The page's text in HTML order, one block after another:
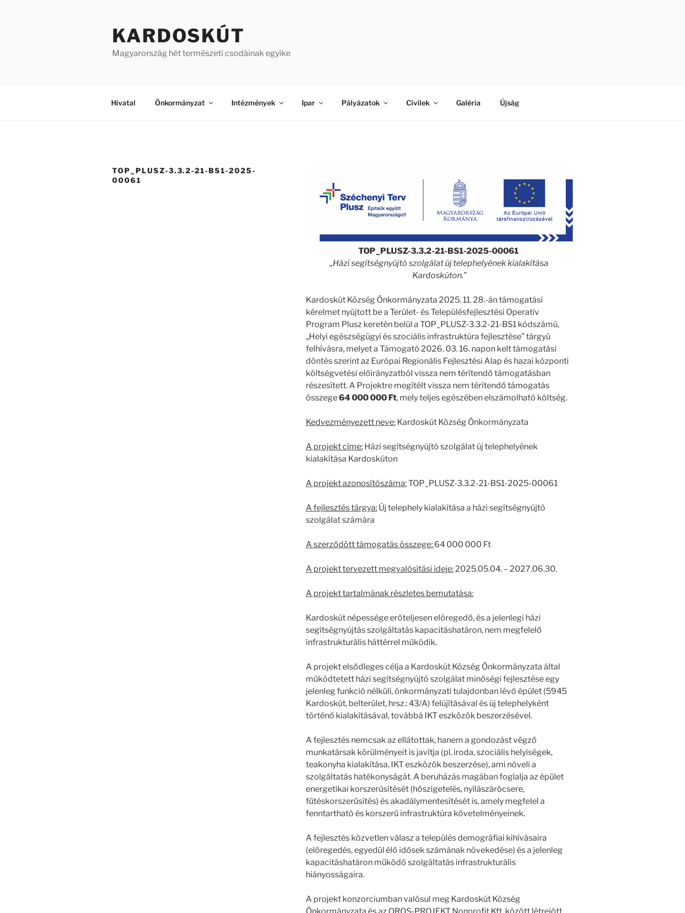
KARDOSKÚT
Magyarország hét természeti csodáinak egyike
Hivatal Önkormányzat Intézmények Ipar Pályázatok Civilek Galéria Újság
TOP_PLUSZ-3.3.2-21-BS1-2025-
00061
TOP_PLUSZ-3.3.2-21-BS1-2025-00061
„Házi segítségnyújtó szolgálat új telephelyének kialakítása
Kardoskúton.”
Kardoskút Község Önkormányzata 2025. 11. 28.-án támogatási
kérelmet nyújtott be a Terület- és Településfejlesztési Operatív
Program Plusz keretén belül a TOP_PLUSZ-3.3.2-21-BS1 kódszámú,
„Helyi egészségügyi és szociális infrastruktúra fejlesztése” tárgyú
felhívásra, melyet a Támogató 2026. 03. 16. napon kelt támogatási
döntés szerint az Európai Regionális Fejlesztési Alap és hazai központi
költségvetési előirányzatból vissza nem térítendő támogatásban
részesített. A Projektre megítélt vissza nem térítendő támogatás
összege64 000 000 Ft, mely teljes egészében elszámolható költség.
Kedvezményezett neve:Kardoskút Község Önkormányzata
A projekt címe:Házi segítségnyújtó szolgálat új telephelyének
kialakítása Kardoskúton
A projekt azonosítószáma:TOP_PLUSZ-3.3.2-21-BS1-2025-00061
A fejlesztés tárgya:Új telephely kialakítása a házi segítségnyújtó
szolgálat számára
A szerződött támogatás összege: 64 000 000 Ft
A projekt tervezett megvalósítási ideje:2025.05.04. – 2027.06.30.
A projekt tartalmának részletes bemutatása:
Kardoskút népessége erőteljesen elöregedő, és a jelenlegi házi
segítségnyújtás szolgáltatás kapacitáshatáron, nem megfelelő
infrastrukturális háttérrel működik.
A projekt elsődleges célja a Kardoskút Község Önkormányzata által
működtetett házi segítségnyújtó szolgálat minőségi fejlesztése egy
jelenleg funkció nélküli, önkormányzati tulajdonban lévő épület (5945
Kardoskút, belterület, hrsz.: 43/A) felújításával és új telephelyként
történő kialakításával, továbbá IKT eszközök beszerzésével.
A fejlesztés nemcsak az ellátottak, hanem a gondozást végző
munkatársak körülményeit is javítja (pl. iroda, szociális helyiségek,
teakonyha kialakítása, IKT eszközök beszerzése), ami növeli a
szolgáltatás hatékonyságát. A beruházás magában foglalja az épület
energetikai korszerűsítését (hőszigetelés, nyílászárócsere,
fűtéskorszerűsítés) és akadálymentesítését is, amely megfelel a
fenntartható és korszerű infrastruktúra követelményeinek.
A fejlesztés közvetlen válasz a település demográfiai kihívásaira
(elöregedés, egyedül élő idősek számának növekedése) és a jelenleg
kapacitáshatáron működő szolgáltatás infrastrukturális
hiányosságaira.
A projekt konzorciumban valósul meg Kardoskút Község